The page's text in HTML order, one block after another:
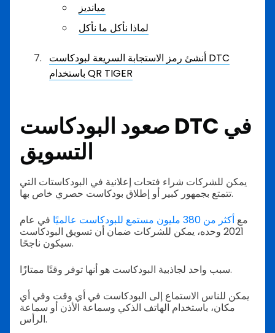
ميانديز
لماذا نأكل ما نأكل
أنشئ رمز الاستجابة السريعة لبودكاست DTC
باستخدام QR TIGER
صعود البودكاست DTC في
التسويق
يمكن للشركات شراء فتحات إعلانية في البودكاستات التي
تتمتع بجمهور كبير أو إطلاق بودكاست حصري خاص بها.
مع أكثر من 380 مليون مستمع للبودكاست عالميًا
في عام
2021 وحده، يمكن للشركات ضمان أن تسويق البودكاست
سيكون ناجحًا.
سبب واحد لجاذبية البودكاست هو أنها توفر وقتًا ممتازًا.
يمكن للناس الاستماع إلى البودكاست في أي وقت وفي أي
مكان، باستخدام الهاتف الذكي وسماعة الأذن أو سماعة
الرأس.